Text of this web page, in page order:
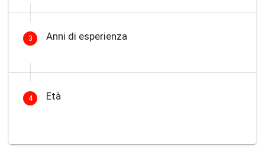
3 Anni di esperienza
4 Età